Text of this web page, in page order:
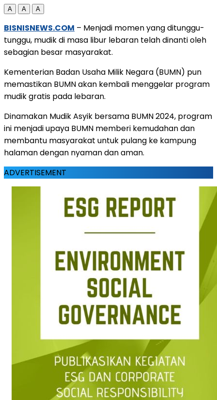
A A A
BISNISNEWS.COM – Menjadi momen yang ditunggu-
tunggu, mudik di masa libur lebaran telah dinanti oleh
sebagian besar masyarakat.
Kementerian Badan Usaha Milik Negara (BUMN) pun
memastikan BUMN akan kembali menggelar program
mudik gratis pada lebaran.
Dinamakan Mudik Asyik bersama BUMN 2024, program
ini menjadi upaya BUMN memberi kemudahan dan
membantu masyarakat untuk pulang ke kampung
halaman dengan nyaman dan aman.
ADVERTISEMENT